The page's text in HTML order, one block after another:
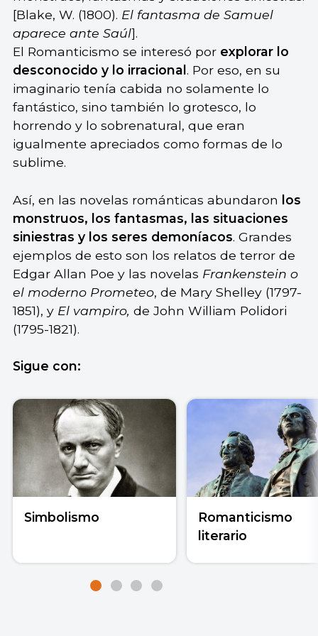
[Blake, W. (1800). El fantasma de Samuel
aparece ante Saúl].
El Romanticismo se interesó por explorar lo
desconocido y lo irracional . Por eso, en su
imaginario tenía cabida no solamente lo
fantástico, sino también lo grotesco, lo
horrendo y lo sobrenatural, que eran
igualmente apreciados como formas de lo
sublime.
Así, en las novelas románticas abundaron los
monstruos, los fantasmas, las situaciones
siniestras y los seres demoníacos. Grandes
ejemplos de esto son los relatos de terror de
Edgar Allan Poe y las novelas Frankenstein o
el moderno Prometeo, de Mary Shelley (1797-
1851), y El vampiro, de John William Polidori
(1795-1821).
Sigue con:
Simbolismo
Romanticismo
literario